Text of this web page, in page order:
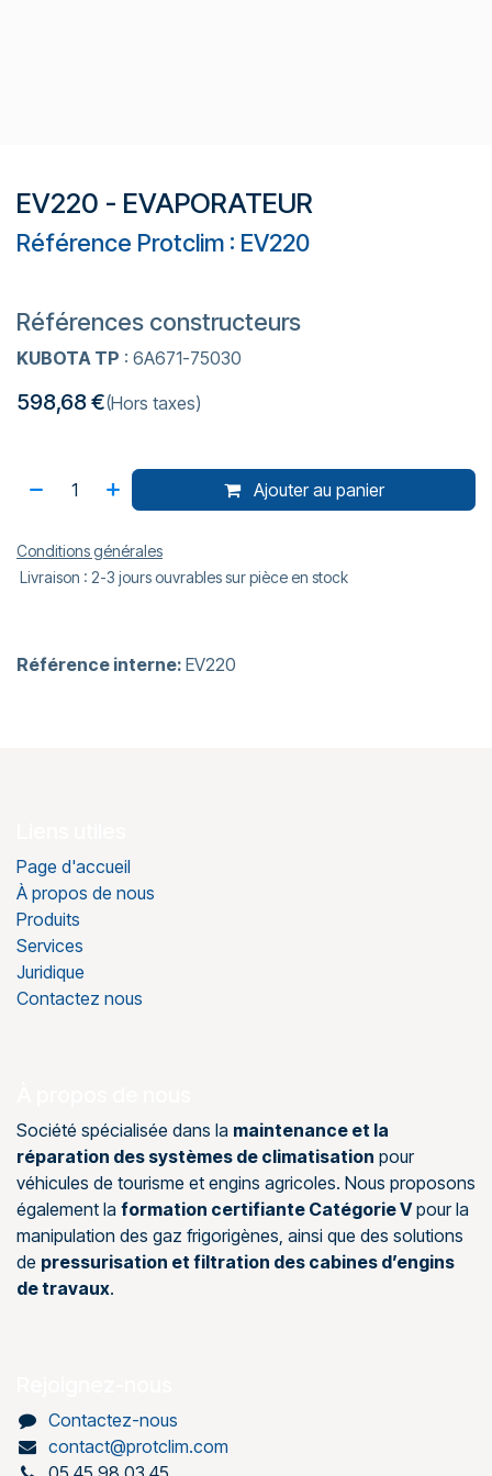
EV220 - EVAPORATEUR
Référence Protclim : EV220
Références constructeurs
KUBOTA TP : 6A671-75030
598,68€(Hors taxes)
Ajouter au panier
Conditions générales
Livraison : 2-3 jours ouvrables sur pièce en stock
Référence interne: EV220
Page d'accueil
À propos de nous
Produits
Services
Juridique
Contactez nous
Société spécialisée dans la maintenance et la
réparation des systèmes de climatisation pour
véhicules de tourisme et engins agricoles. Nous proposons
également la formation certifiante Catégorie Vpour la
manipulation des gaz frigorigènes, ainsi que des solutions
de pressurisation et filtration des cabines d’engins
de travaux.
Contactez-nous
contact@protclim.com